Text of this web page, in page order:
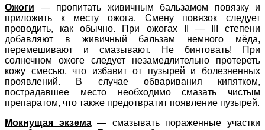
Ожоги
—
пропитать живичным бальзамом повязку и
приложить к месту ожога. Смену повязок следует
проводить, как обычно. При ожогах II — III степени
добавляют в живичный бальзам немного мёда,
перемешивают и смазывают. Не бинтовать! При
солнечном ожоге следует незамедлительно протереть
кожу смесью, что избавит от пузырей и болезненных
проявлений. В случае обваривания кипятком,
пострадавшее место необходимо смазать чистым
препаратом, что также предотвратит появление пузырей.
Мокнущая экзема — смазывать пораженные участки